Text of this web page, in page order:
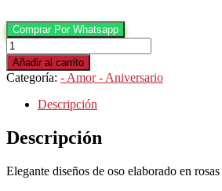
Comprar Por Whatsapp
Amor-
aniversario-
Oso
de
rosas
cantidad
Añadir al carrito
Categoría: - Amor - Aniversario
Descripción
Descripción
Elegante diseños de oso elaborado en